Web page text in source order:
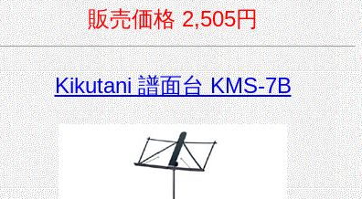
販売価格 2,505円
Kikutani 譜面台 KMS-7B